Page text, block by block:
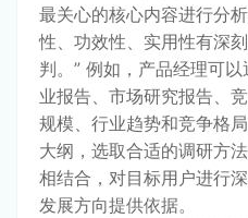
最关心的核心内容进行分
性、功效性、实用性有深
判。” 例如，产品经理可
业报告、市场研究报告、
规模、行业趋势和竞争格
大纲，选取合适的调研方
相结合，对目标用户进行
发展方向提供依据。